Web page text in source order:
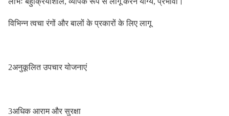
विभिन्न त्वचा रंगों और बालों के प्रकारों के लिए लागू
2अनुकूलित उपचार योजनाएं
3अधिक आराम और सुरक्षा